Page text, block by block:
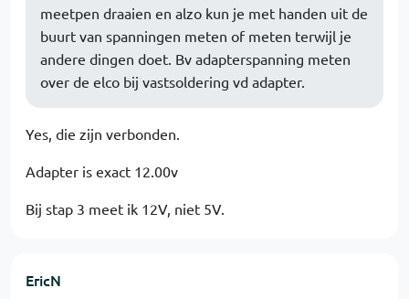
meetpen draaien en alzo kun je met handen uit de
buurt van spanningen meten of meten terwijl je
andere dingen doet. Bv adapterspanning meten
over de elco bij vastsoldering vd adapter.
Yes, die zijn verbonden.
Adapter is exact 12.00v
Bij stap 3 meet ik 12V, niet 5V.
EricN